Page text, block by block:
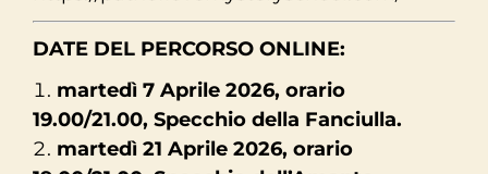
DATE DEL PERCORSO ONLINE:
martedì 7 Aprile 2026, orario
19.00/21.00, Specchio della Fanciulla.
martedì 21 Aprile 2026, orario